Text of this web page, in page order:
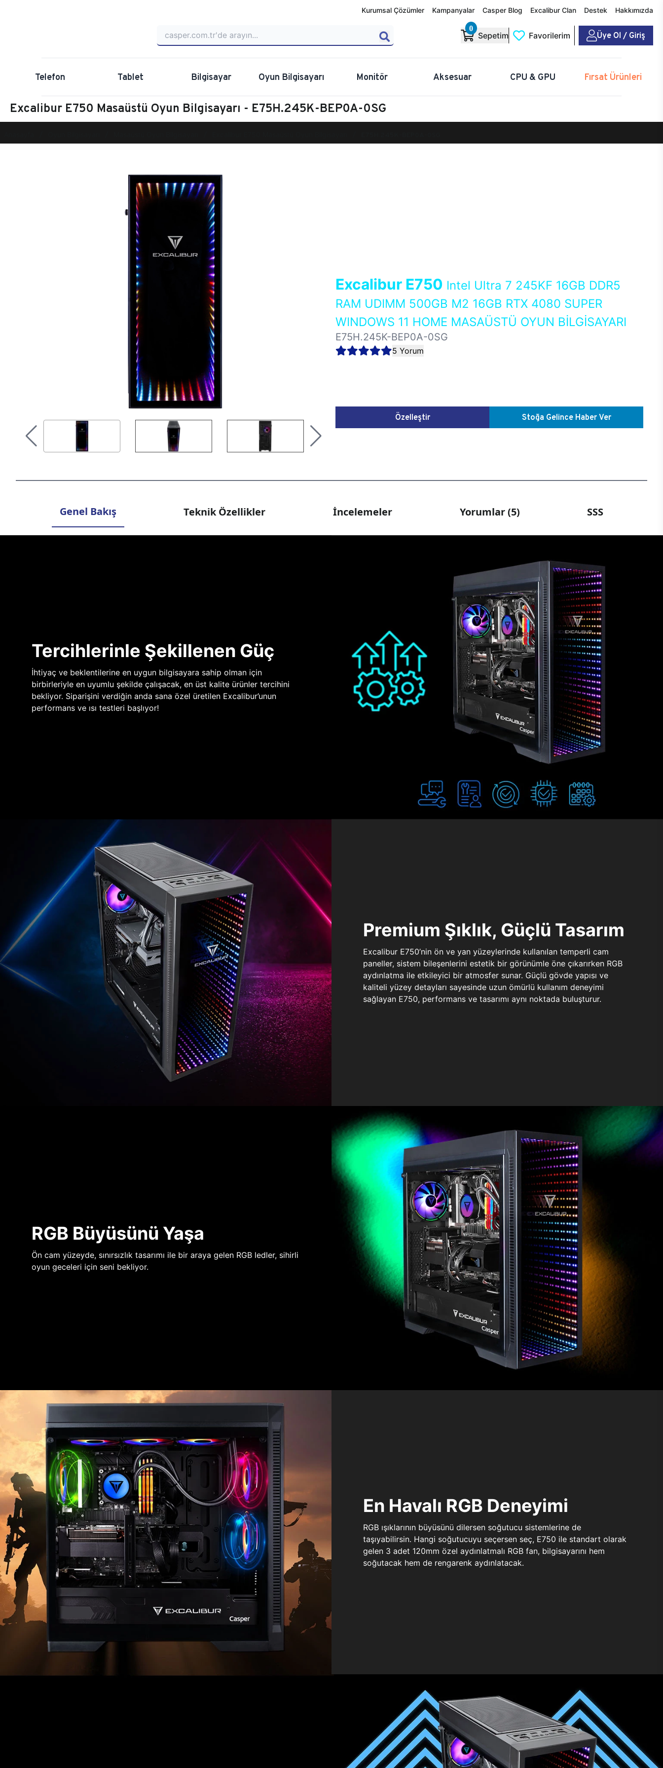
Kurumsal Çözümler Kampanyalar Casper Blog Excalibur Clan Destek Hakkımızda
0
Sepetim Favorilerim Üye Ol / Giriş
Telefon Tablet Bilgisayar Oyun Bilgisayarı Monitör Aksesuar CPU & GPU Fırsat Ürünleri
Excalibur E750 Masaüstü Oyun Bilgisayarı - E75H.245K-BEP0A-0SG
Excalibur E750 Intel Ultra 7 245KF 16GB DDR5
RAM UDIMM 500GB M2 16GB RTX 4080 SUPER
WINDOWS 11 HOME MASAÜSTÜ OYUN BİLGİSAYARI
E75H.245K-BEP0A-0SG
5 Yorum
Özelleştir Stoğa Gelince Haber Ver
Genel Bakış Teknik Özellikler İncelemeler Yorumlar (5) SSS
Tercihlerinle Şekillenen Güç
İhtiyaç ve beklentilerine en uygun bilgisayara sahip olman için
birbirleriyle en uyumlu şekilde çalışacak, en üst kalite ürünler tercihini
bekliyor. Siparişini verdiğin anda sana özel üretilen Excalibur’unun
performans ve ısı testleri başlıyor!
Premium Şıklık, Güçlü Tasarım
Excalibur E750’nin ön ve yan yüzeylerinde kullanılan temperli cam
paneller, sistem bileşenlerini estetik bir görünümle öne çıkarırken RGB
aydınlatma ile etkileyici bir atmosfer sunar. Güçlü gövde yapısı ve
kaliteli yüzey detayları sayesinde uzun ömürlü kullanım deneyimi
sağlayan E750, performans ve tasarımı aynı noktada buluşturur.
RGB Büyüsünü Yaşa
Ön cam yüzeyde, sınırsızlık tasarımı ile bir araya gelen RGB ledler, sihirli
oyun geceleri için seni bekliyor.
En Havalı RGB Deneyimi
RGB ışıklarının büyüsünü dilersen soğutucu sistemlerine de
taşıyabilirsin. Hangi soğutucuyu seçersen seç, E750 ile standart olarak
gelen 3 adet 120mm özel aydınlatmalı RGB fan, bilgisayarını hem
soğutacak hem de rengarenk aydınlatacak.